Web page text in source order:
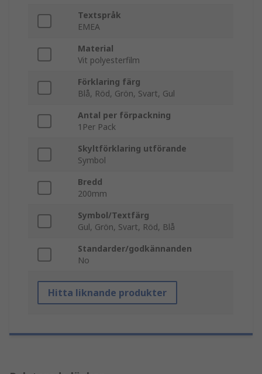
Textspråk
EMEA
Material
Vit polyesterfilm
Förklaring färg
Blå, Röd, Grön, Svart, Gul
Antal per förpackning
1Per Pack
Skyltförklaring utförande
Symbol
Bredd
200mm
Symbol/Textfärg
Gul, Grön, Svart, Röd, Blå
Standarder/godkännanden
No
Hitta liknande produkter